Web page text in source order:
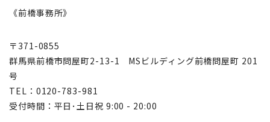
《前橋事務所》
〒371-0855
群馬県前橋市問屋町2-13-1 MSビルディング前橋問屋町 201
号
TEL：0120-783-981
受付時間：平日･土日祝 9:00 - 20:00